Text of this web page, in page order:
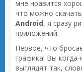
мне нравится
что можно скачать
Android, я сразу
приложений.
Первое, что
графика! Вы
выглядят так,